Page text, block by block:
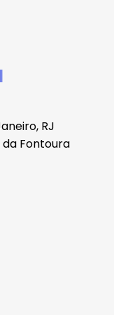
RJ
da Fontoura